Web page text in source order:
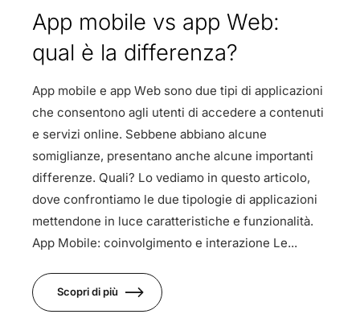
App mobile vs app Web:
qual è la differenza?
App mobile e app Web sono due tipi di applicazioni
che consentono agli utenti di accedere a contenuti
e servizi online. Sebbene abbiano alcune
somiglianze, presentano anche alcune importanti
differenze. Quali? Lo vediamo in questo articolo,
dove confrontiamo le due tipologie di applicazioni
mettendone in luce caratteristiche e funzionalità.
App Mobile: coinvolgimento e interazione Le...
Scopri di più